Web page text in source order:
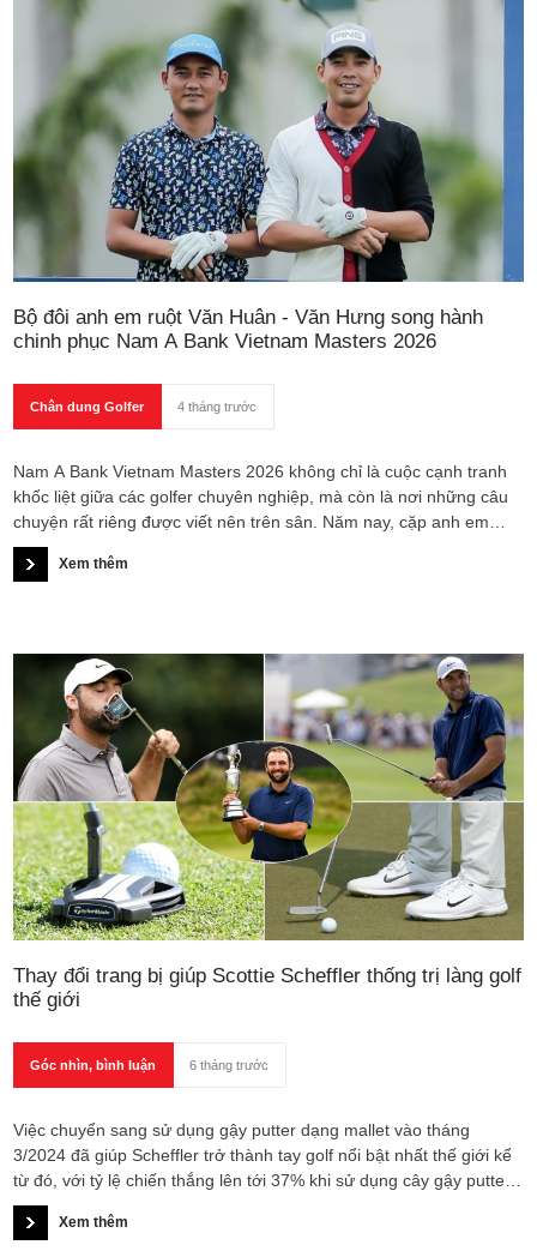
Bộ đôi anh em ruột Văn Huân - Văn Hưng song hành
chinh phục Nam A Bank Vietnam Masters 2026
Chân dung Golfer 4 tháng trước
Nam A Bank Vietnam Masters 2026 không chỉ là cuộc cạnh tranh
khốc liệt giữa các golfer chuyên nghiệp, mà còn là nơi những câu
chuyện rất riêng được viết nên trên sân. Năm nay, cặp anh em
ruột Lê Văn Huân - Lê Văn Hưng mang đến một dấu ấn đặc biệt
khi cùng xuất hiện tại giải trong vai trò golfer và caddie, cùng nhau
Xem thêm
Thay đổi trang bị giúp Scottie Scheffler thống trị làng golf
thế giới
Góc nhìn, bình luận 6 tháng trước
Việc chuyển sang sử dụng gậy putter dạng mallet vào tháng
3/2024 đã giúp Scheffler trở thành tay golf nổi bật nhất thế giới kể
từ đó, với tỷ lệ chiến thắng lên tới 37% khi sử dụng cây gậy putter
“dễ đánh” này.
Xem thêm